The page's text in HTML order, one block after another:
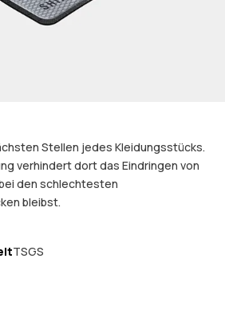
Stellen jedes Kleidungsstücks.
verhindert dort das Eindringen von
den schlechtesten
bleibst.
TSGS